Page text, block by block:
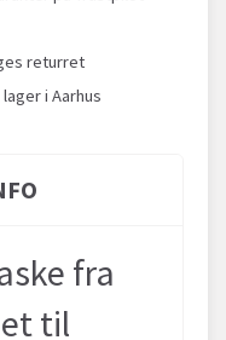
returret
i Aarhus
fra
til